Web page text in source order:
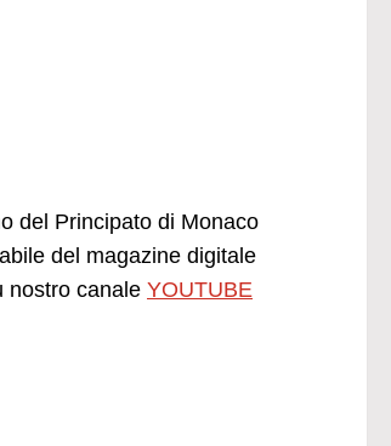
del Principato di Monaco
del magazine digitale
nostro canale YOUTUBE